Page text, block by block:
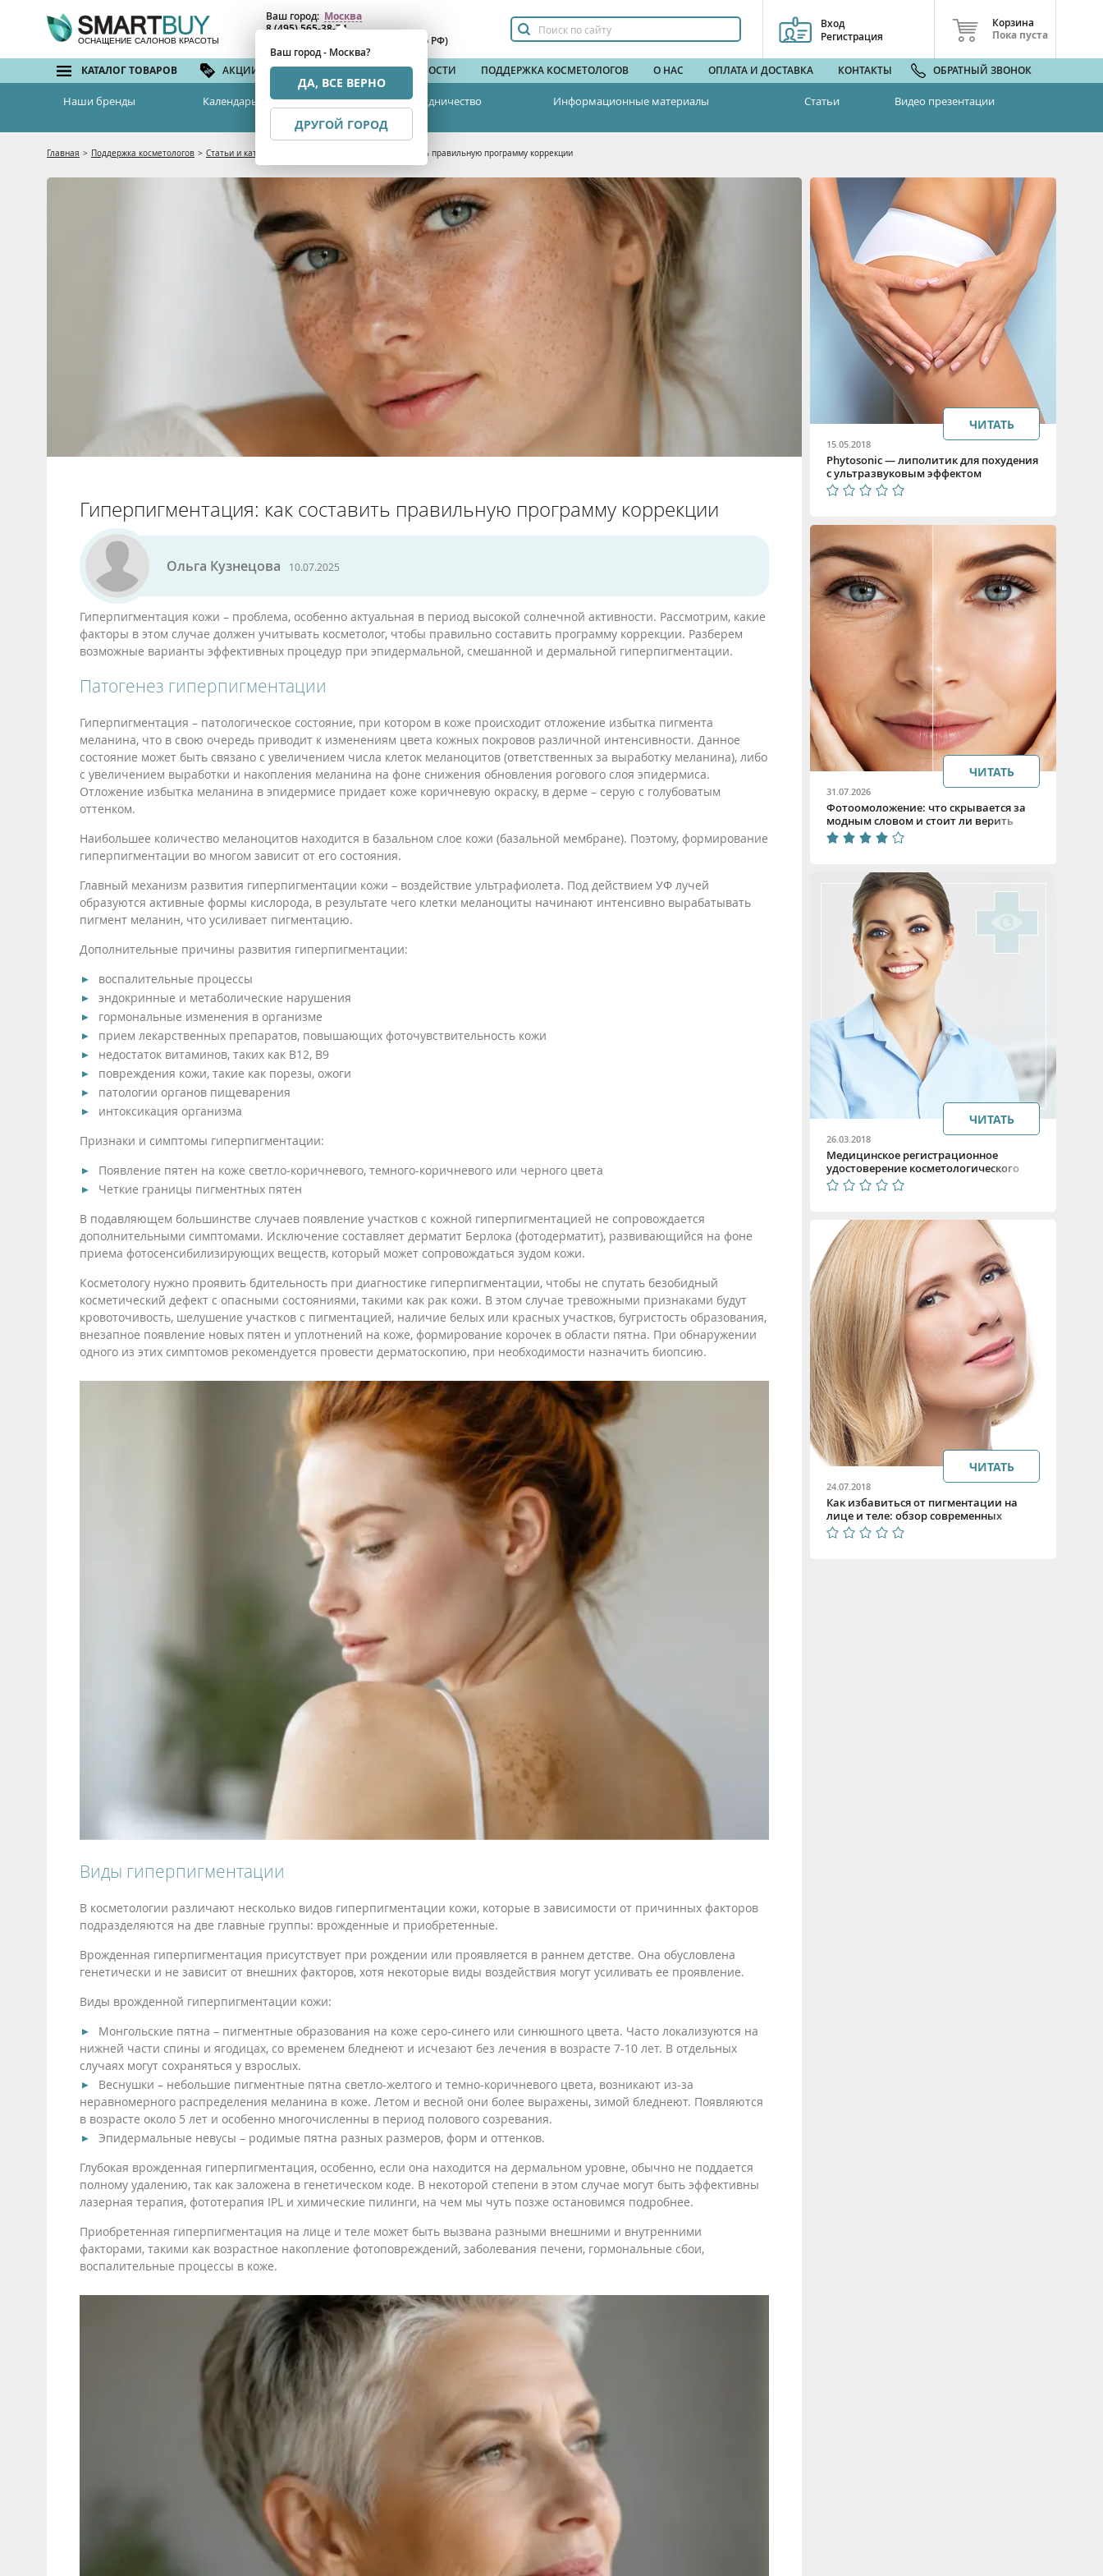
ОСНАЩЕНИЕ САЛОНОВ КРАСОТЫ
Ваш город: Москва
Ваш город - Москва?
ДА, ВСЕ ВЕРНО
ДРУГОЙ ГОРОД
8 (495) 565-38-74
(бесплатный по РФ)
Вход
Регистрация
Корзина
Пока пуста
КАТАЛОГ ТОВАРОВ АКЦИИ И СКИДКИ БРЕНДЫ НОВОСТИ ПОДДЕРЖКА КОСМЕТОЛОГОВ О НАС ОПЛАТА И ДОСТАВКА КОНТАКТЫ ОБРАТНЫЙ ЗВОНОК
Наши бренды Календарь семинаров Сотрудничество Информационные материалы Статьи Видео презентации
Главная > Поддержка косметологов > Статьи и каталоги Гиперпигментация: как составить правильную программу коррекции
Гиперпигментация: как составить правильную программу коррекции
Ольга Кузнецова 10.07.2025
Гиперпигментация кожи – проблема, особенно актуальная в период высокой солнечной активности. Рассмотрим, какие
факторы в этом случае должен учитывать косметолог, чтобы правильно составить программу коррекции. Разберем
возможные варианты эффективных процедур при эпидермальной, смешанной и дермальной гиперпигментации.
Патогенез гиперпигментации
Гиперпигментация – патологическое состояние, при котором в коже происходит отложение избытка пигмента
меланина, что в свою очередь приводит к изменениям цвета кожных покровов различной интенсивности. Данное
состояние может быть связано с увеличением числа клеток меланоцитов (ответственных за выработку меланина), либо
с увеличением выработки и накопления меланина на фоне снижения обновления рогового слоя эпидермиса.
Отложение избытка меланина в эпидермисе придает коже коричневую окраску, в дерме – серую с голубоватым
оттенком.
Наибольшее количество меланоцитов находится в базальном слое кожи (базальной мембране). Поэтому, формирование
гиперпигментации во многом зависит от его состояния.
Главный механизм развития гиперпигментации кожи – воздействие ультрафиолета. Под действием УФ лучей
образуются активные формы кислорода, в результате чего клетки меланоциты начинают интенсивно вырабатывать
пигмент меланин, что усиливает пигментацию.
Дополнительные причины развития гиперпигментации:
воспалительные процессы
эндокринные и метаболические нарушения
гормональные изменения в организме
прием лекарственных препаратов, повышающих фоточувствительность кожи
недостаток витаминов, таких как B12, B9
повреждения кожи, такие как порезы, ожоги
патологии органов пищеварения
интоксикация организма
Признаки и симптомы гиперпигментации:
Появление пятен на коже светло-коричневого, темного-коричневого или черного цвета
Четкие границы пигментных пятен
В подавляющем большинстве случаев появление участков с кожной гиперпигментацией не сопровождается
дополнительными симптомами. Исключение составляет дерматит Берлока (фотодерматит), развивающийся на фоне
приема фотосенсибилизирующих веществ, который может сопровождаться зудом кожи.
Косметологу нужно проявить бдительность при диагностике гиперпигментации, чтобы не спутать безобидный
косметический дефект с опасными состояниями, такими как рак кожи. В этом случае тревожными признаками будут
кровоточивость, шелушение участков с пигментацией, наличие белых или красных участков, бугристость образования,
внезапное появление новых пятен и уплотнений на коже, формирование корочек в области пятна. При обнаружении
одного из этих симптомов рекомендуется провести дерматоскопию, при необходимости назначить биопсию.
Виды гиперпигментации
В косметологии различают несколько видов гиперпигментации кожи, которые в зависимости от причинных факторов
подразделяются на две главные группы: врожденные и приобретенные.
Врожденная гиперпигментация присутствует при рождении или проявляется в раннем детстве. Она обусловлена
генетически и не зависит от внешних факторов, хотя некоторые виды воздействия могут усиливать ее проявление.
Виды врожденной гиперпигментации кожи:
Монгольские пятна – пигментные образования на коже серо-синего или синюшного цвета. Часто локализуются на
нижней части спины и ягодицах, со временем бледнеют и исчезают без лечения в возрасте 7-10 лет. В отдельных
случаях могут сохраняться у взрослых.
Веснушки – небольшие пигментные пятна светло-желтого и темно-коричневого цвета, возникают из-за
неравномерного распределения меланина в коже. Летом и весной они более выражены, зимой бледнеют. Появляются
в возрасте около 5 лет и особенно многочисленны в период полового созревания.
Эпидермальные невусы – родимые пятна разных размеров, форм и оттенков.
Глубокая врожденная гиперпигментация, особенно, если она находится на дермальном уровне, обычно не поддается
полному удалению, так как заложена в генетическом коде. В некоторой степени в этом случае могут быть эффективны
лазерная терапия, фототерапия IPL и химические пилинги, на чем мы чуть позже остановимся подробнее.
Приобретенная гиперпигментация на лице и теле может быть вызвана разными внешними и внутренними
факторами, такими как возрастное накопление фотоповреждений, заболевания печени, гормональные сбои,
воспалительные процессы в коже.
15.05.2018
Phytosonic — липолитик для похудения
с ультразвуковым эффектом
ЧИТАТЬ
31.07.2026
Фотоомоложение: что скрывается за
модным словом и стоит ли верить
обещаниям
ЧИТАТЬ
26.03.2018
Медицинское регистрационное
удостоверение косметологического
оборудования
ЧИТАТЬ
24.07.2018
Как избавиться от пигментации на
лице и теле: обзор современных
средств
ЧИТАТЬ